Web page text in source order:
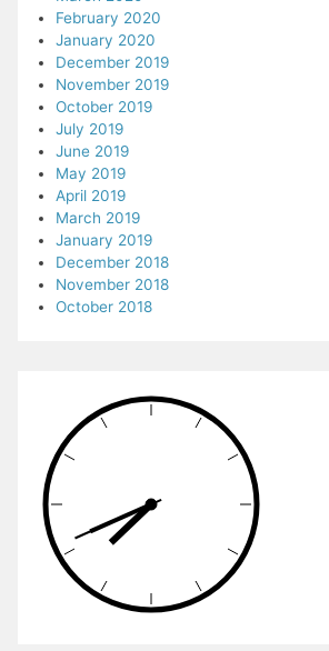
February 2020
January 2020
December 2019
November 2019
October 2019
July 2019
June 2019
May 2019
April 2019
March 2019
January 2019
December 2018
November 2018
October 2018